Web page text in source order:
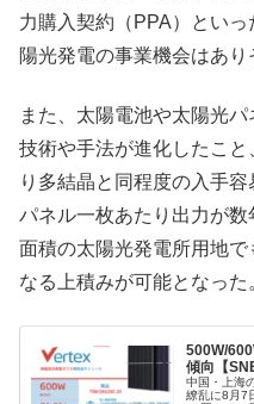
力購入契約（PPA）とい
陽光発電の事業機会はあり
また、太陽電池や太陽光
技術や手法が進化したこ
り多結晶と同程度の入手容
パネル一枚あたり出力が
面積の太陽光発電所用地
なる上積みが可能となった
500W/
傾向【
中国・上海
繚乱に8月7